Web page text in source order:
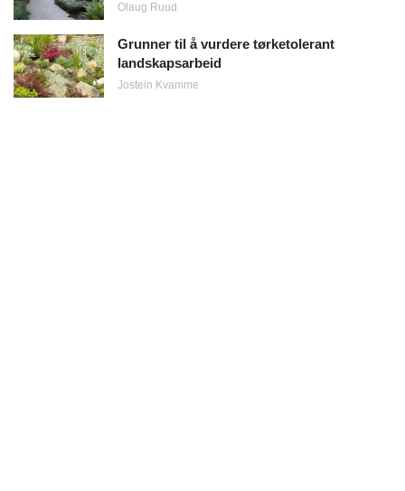
Olaug Ruud
Grunner til å vurdere tørketolerant
landskapsarbeid
Jostein Kvamme